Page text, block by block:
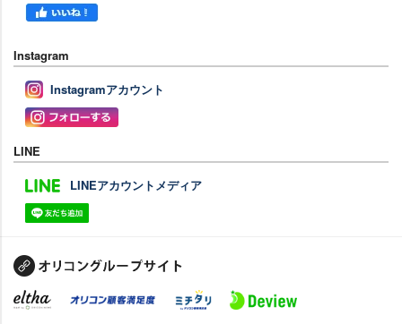
Instagram
Instagramアカウント
LINE
LINEアカウントメディア